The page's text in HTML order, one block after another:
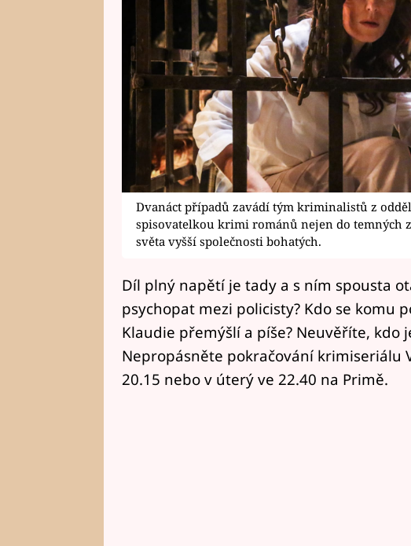
Dvanáct případů zavádí tým kriminalistů z
spisovatelkou krimi románů nejen do temných
světa vyšší společnosti bohatých.
Díl plný napětí je tady a s ním spousta
psychopat mezi policisty? Kdo se komu
Klaudie přemýšlí a píše? Neuvěříte, kdo
Nepropásněte pokračování krimiseriálu
20.15 nebo v úterý ve 22.40 na Primě.